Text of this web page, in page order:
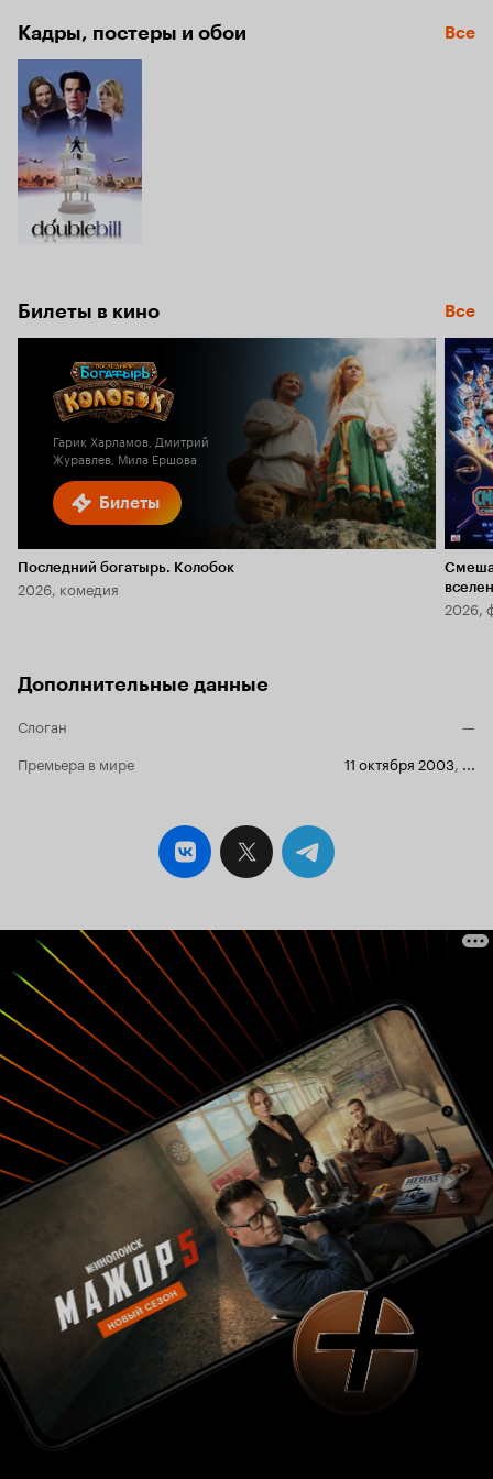
Кадры, постеры и обои Все
Билеты в кино Все
Билеты
Гарик Харламов, Дмитрий
Журавлев, Мила Ершова
Последний богатырь. Колобок
2026, комедия
2026,
Дополнительные данные
Слоган
—
Премьера в мире
11 октября 2003, ...